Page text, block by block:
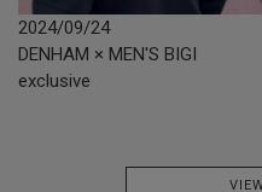
2024/09/24
DENHAM × MEN'S BIGI
exclusive